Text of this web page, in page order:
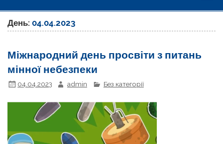
День:04.04.2023
Міжнародний день просвіти з питань
мінної небезпеки
04.04.2023 admin Без категорії